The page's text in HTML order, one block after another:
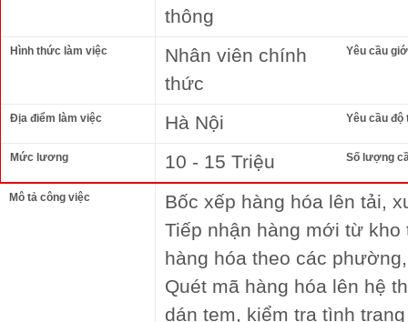
thông
Hình thức làm việc
Nhân viên chính
thức
Yêu cầu
Địa điểm làm việc Hà Nội Yêu cầu độ
Mức lương 10 - 15 Triệu Số lượng
Mô tả công việc
Bốc xếp hàng hóa lên tải,
Tiếp nhận hàng mới từ
hàng hóa theo các
Quét mã hàng hóa lên hệ
dán tem, kiểm tra tình